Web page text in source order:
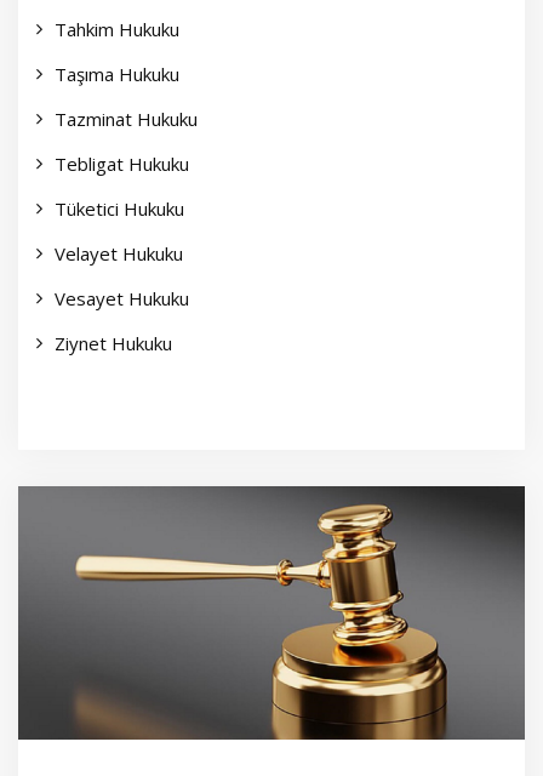
Tahkim Hukuku
Taşıma Hukuku
Tazminat Hukuku
Tebligat Hukuku
Tüketici Hukuku
Velayet Hukuku
Vesayet Hukuku
Ziynet Hukuku